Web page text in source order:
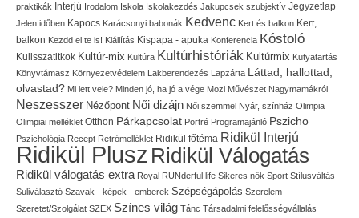
praktikák Interjú Irodalom Iskola Iskolakezdés Jakupcsek szubjektív Jegyzetlap
Jelen időben Kapocs Karácsonyi babonák Kedvenc Kert és balkon Kert,
balkon Kezdd el te is! Kiállítás Kispapa - apuka Konferencia Kóstoló
Kulisszatitkok Kultúr-mix Kultúra Kultúrhistóriák Kultúrmix Kutyatartás
Könyvtámasz Környezetvédelem Lakberendezés Lapzárta Láttad, hallottad,
olvastad? Mi lett vele? Minden jó, ha jó a vége Mozi Művészet Nagymamákról
Neszesszer Nézőpont Női dizájn Női szemmel Nyár, színház Olimpia
Olimpiai melléklet Otthon Párkapcsolat Portré Programajánló Pszicho
Pszichológia Recept Retrómelléklet Ridikül főtéma Ridikül Interjú
Ridikül Plusz Ridikül Válogatás
Ridikül válogatás extra Royal RUNderful life Sikeres nők Sport Stílusváltás
Suliválasztó Szavak - képek - emberek Szépségápolás Szerelem
Szeretet/Szolgálat SZEX Színes világ Tánc Társadalmi felelősségvállalás